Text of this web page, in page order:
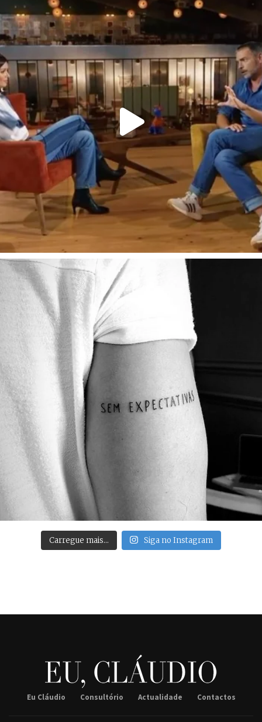
Carregue mais… Siga no Instagram
Eu Cláudio Consultório Actualidade Contactos